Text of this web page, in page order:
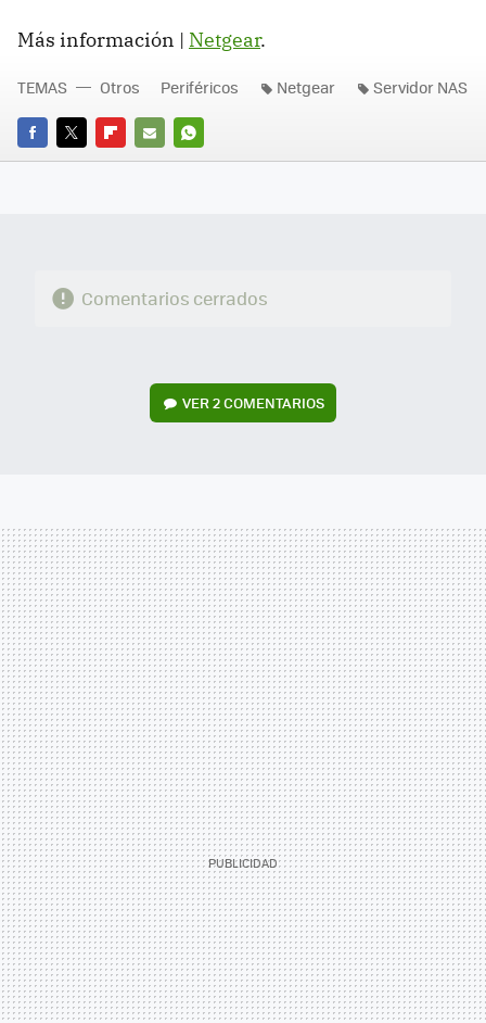
Más información | Netgear.
FACEBOOK
TWITTERFLIPBOARD
E-
WHATSAPP
TEMAS Otros Periféricos Netgear Servidor NAS
Comentarios cerrados
VER2 COMENTARIOS